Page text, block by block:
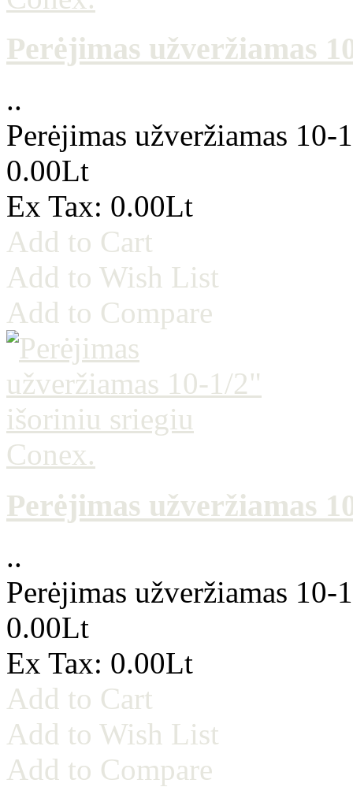
Perėjimas užveržiamas
..
Perėjimas užveržiamas
0.00Lt
Ex Tax: 0.00Lt
Add to Cart
Add to Wish List
Add to Compare
Perėjimas užveržiamas
..
Perėjimas užveržiamas
0.00Lt
Ex Tax: 0.00Lt
Add to Cart
Add to Wish List
Add to Compare